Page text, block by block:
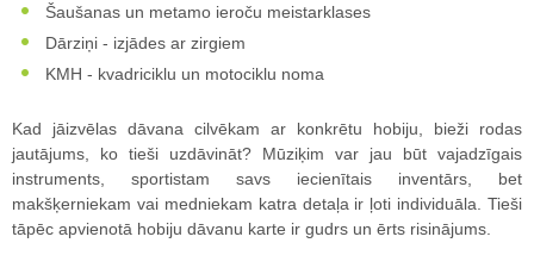
Šaušanas un metamo ieroču meistarklases
Dārziņi - izjādes ar zirgiem
KMH - kvadriciklu un motociklu noma
Kad jāizvēlas dāvana cilvēkam ar konkrētu hobiju, bieži rodas
jautājums, ko tieši uzdāvināt? Mūziķim var jau būt vajadzīgais
instruments, sportistam savs iecienītais inventārs, bet
makšķerniekam vai medniekam katra detaļa ir ļoti individuāla. Tieši
tāpēc apvienotā hobiju dāvanu karte ir gudrs un ērts risinājums.